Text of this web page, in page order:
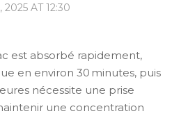
AT 12:30
est absorbé rapidement,
en environ 30 minutes, puis
nécessite une prise
une concentration